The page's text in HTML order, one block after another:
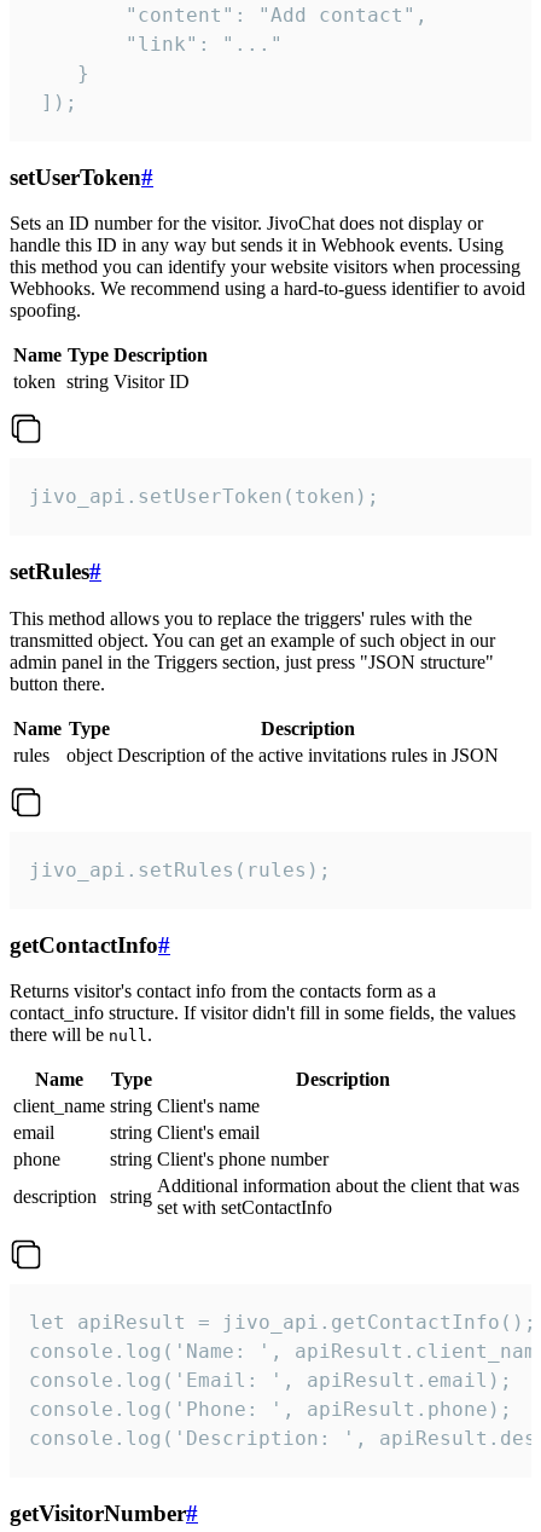
        "content": "Add contact",
        "link": "..."
    }
]);
setUserToken#
Sets an ID number for the visitor. JivoChat does not display or
handle this ID in any way but sends it in Webhook events. Using
this method you can identify your website visitors when processing
Webhooks. We recommend using a hard-to-guess identifier to avoid
spoofing.
Name Type Description
token string Visitor ID
jivo_api.setUserToken(token);
setRules#
This method allows you to replace the triggers' rules with the
transmitted object. You can get an example of such object in our
admin panel in the Triggers section, just press "JSON structure"
button there.
Name Type
Description
rules
object Description of the active invitations rules in JSON
jivo_api.setRules(rules);
getContactInfo#
Returns visitor's contact info from the contacts form as a
contact_info structure. If visitor didn't fill in some fields, the values
there will be null.
Name Type
Description
client_name string Client's name
email
string Client's email
phone
string Client's phone number
description
string
Additional information about the client that was
set with setContactInfo
let apiResult = jivo_api.getContactInfo();
console.log('Name: ',
console.log('Email: ', apiResult.email);
console.log('Phone: ', apiResult.phone);
console.log('Description: ',
getVisitorNumber#